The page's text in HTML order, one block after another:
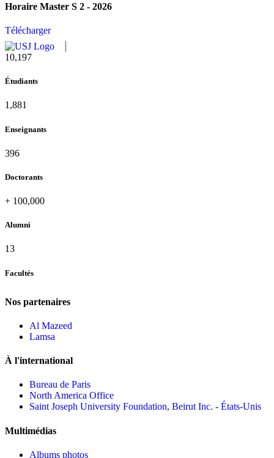
Horaire Master S 2 - 2026
Télécharger
10,815
Étudiants
1,995
Enseignants
420
Doctorants
+ 100,000
Alumni
13
Facultés
Nos partenaires
Al Mazeed
Lamsa
À l'international
Bureau de Paris
North America Office
Saint Joseph University Foundation, Beirut Inc. - États-Unis
Multimédias
Albums photos